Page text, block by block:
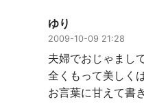
ゆり
2009-10-09 21:28
夫婦でおじゃまし
全くもって美しく
お言葉に甘えて書